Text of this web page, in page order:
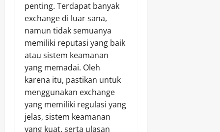
penting. Terdapat banyak
exchange di luar sana,
namun tidak semuanya
memiliki reputasi yang baik
atau sistem keamanan
yang memadai. Oleh
karena itu, pastikan untuk
menggunakan exchange
yang memiliki regulasi yang
jelas, sistem keamanan
yang kuat, serta ulasan